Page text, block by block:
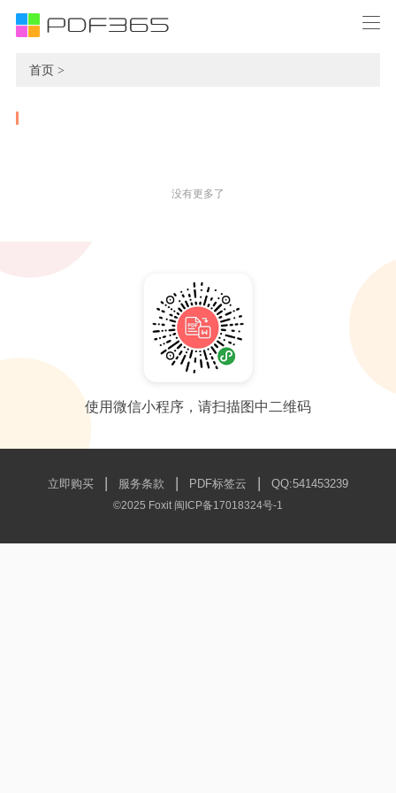
首页 >
没有更多了
使用微信小程序，请扫描图中二维码
立即购买 | 服务条款 | PDF标签云 | QQ:541453239
©2025 Foxit 闽ICP备17018324号-1